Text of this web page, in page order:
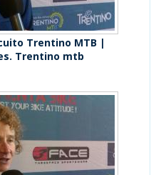
Trentino MTB |
Trentino mtb